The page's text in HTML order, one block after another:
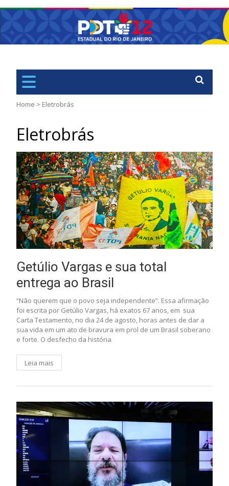
Home > Eletrobrás
Eletrobrás
Getúlio Vargas e sua total
entrega ao Brasil
“Não querem que o povo seja independente”. Essa afirmação
foi escrita por Getúlio Vargas, há exatos 67 anos, em sua
Carta Testamento, no dia 24 de agosto, horas antes de dar a
sua vida em um ato de bravura em prol de um Brasil soberano
e forte. O desfecho da história
Leia mais